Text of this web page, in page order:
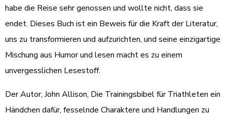
habe die Reise sehr genossen und wollte nicht, dass sie
endet. Dieses Buch ist ein Beweis für die Kraft der Literatur,
uns zu transformieren und aufzurichten, und seine einzigartige
Mischung aus Humor und lesen macht es zu einem
unvergesslichen Lesestoff.
Der Autor, John Allison, Die Trainingsbibel für Triathleten ein
Händchen dafür, fesselnde Charaktere und Handlungen zu